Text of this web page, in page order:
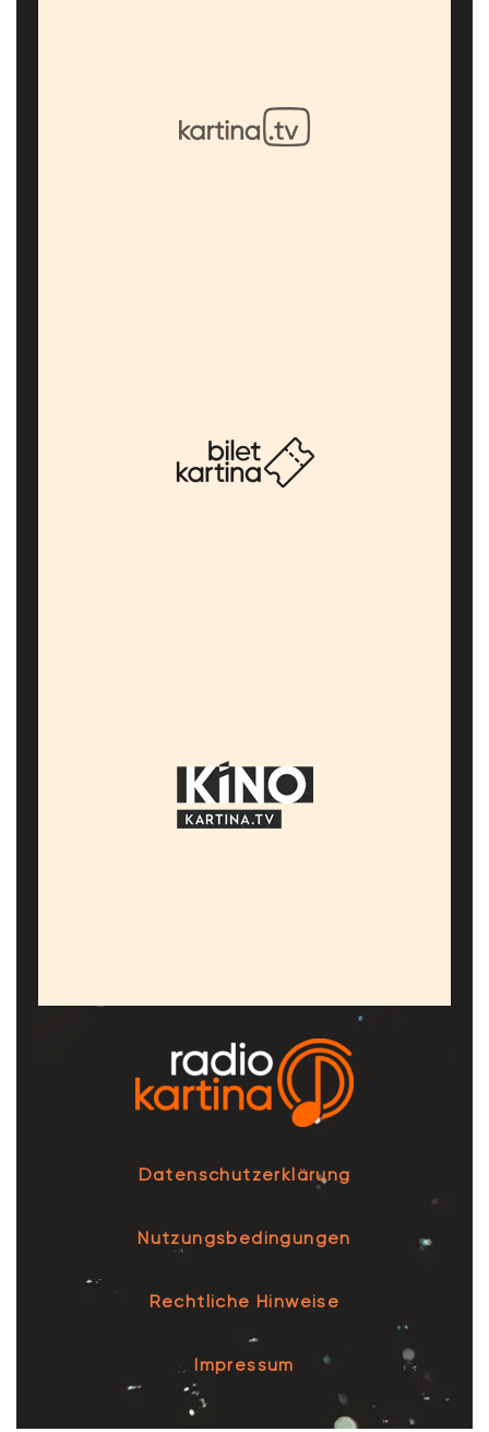
Datenschutzerklärung
Nutzungsbedingungen
Rechtliche Hinweise
Impressum